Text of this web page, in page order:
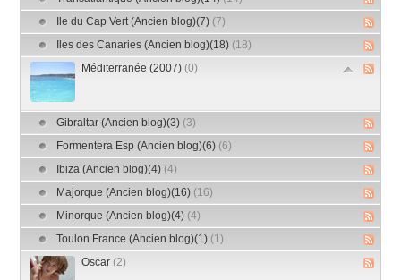
Ile du Cap Vert (Ancien blog)(7) (7)
Iles des Canaries (Ancien blog)(18) (18)
Méditerranée (2007) (0)
Gibraltar (Ancien blog)(3) (3)
Formentera Esp (Ancien blog)(6) (6)
Ibiza (Ancien blog)(4) (4)
Majorque (Ancien blog)(16) (16)
Minorque (Ancien blog)(4) (4)
Toulon France (Ancien blog)(1) (1)
Oscar (2)